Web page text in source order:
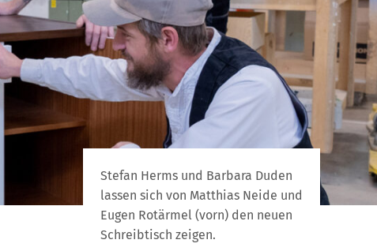
Stefan Herms und Barbara Duden
lassen sich von Matthias Neide und
Eugen Rotärmel (vorn) den neuen
Schreibtisch zeigen.